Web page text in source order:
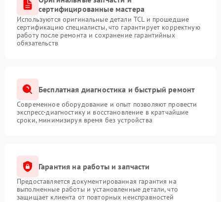
сертифицированные мастера
Используются оригинальные детали TCL и прошедшие
сертификацию специалисты, что гарантирует корректную
работу после ремонта и сохранение гарантийных
обязательств
Бесплатная диагностика и быстрый ремонт
Современное оборудование и опыт позволяют провести
экспресс-диагностику и восстановление в кратчайшие
сроки, минимизируя время без устройства
Гарантия на работы и запчасти
Предоставляется документированная гарантия на
выполненные работы и установленные детали, что
защищает клиента от повторных неисправностей